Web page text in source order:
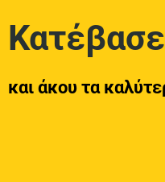
και άκου τα